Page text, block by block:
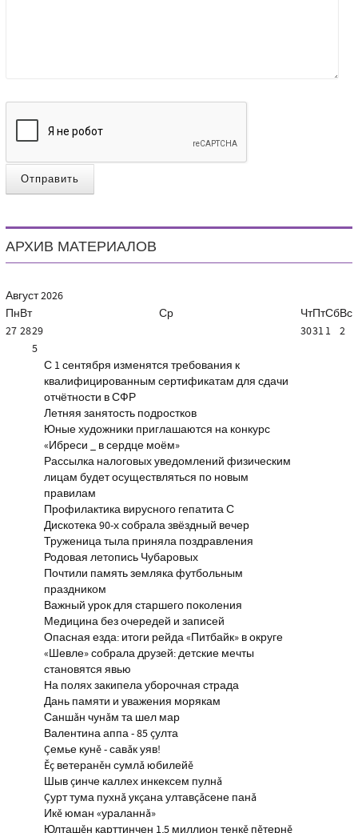
Отправить
АРХИВ МАТЕРИАЛОВ
Август2026
ПнВт Ср ЧтПтСбВс
27 2829 30311
2
5
С 1 сентября изменятся требования к
квалифицированным сертификатам для сдачи
отчётности в СФР
Летняя занятость подростков
Юные художники приглашаются на конкурс
«Ибреси _ в сердце моём»
Рассылка налоговых уведомлений физическим
лицам будет осуществляться по новым
правилам
Профилактика вирусного гепатита С
Дискотека 90-х собрала звёздный вечер
Труженица тыла приняла поздравления
Родовая летопись Чубаровых
Почтили память земляка футбольным
праздником
Важный урок для старшего поколения
Медицина без очередей и записей
Опасная езда: итоги рейда «Питбайк» в округе
«Шевле» собрала друзей: детские мечты
становятся явью
На полях закипела уборочная страда
Дань памяти и уважения морякам
Саншăн чунăм та шел мар
Валентина аппа - 85 çулта
Çемье кунĕ - савăк уяв!
Ĕç ветеранĕн сумлă юбилейĕ
Шыв çинче каллех инкексем пулнă
Çурт тума пухнă укçана ултавçăсене панă
Икĕ юман «ураланнă»
Юлташĕн карттинчен 1,5 миллион тенкĕ пĕтернĕ